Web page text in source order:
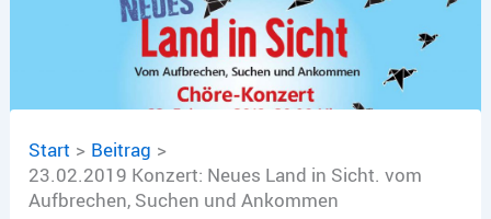
Start
Beitrag
23.02.2019 Konzert: Neues Land in Sicht. vom
Aufbrechen, Suchen und Ankommen